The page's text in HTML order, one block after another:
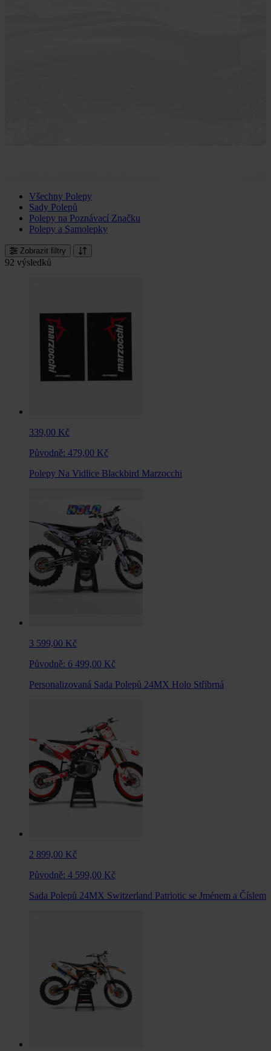
Všechny Polepy
Sady Polepů
Polepy na Poznávací Značku
Polepy a Samolepky
Zobrazit filtry
92 výsledků
339,00 Kč
Původně: 479,00 Kč
Polepy Na Vidlice Blackbird Marzocchi
3 599,00 Kč
Původně: 6 499,00 Kč
Personalizovaná Sada Polepů 24MX Holo Stříbrná
2 899,00 Kč
Původně: 4 599,00 Kč
Sada Polepů 24MX Switzerland Patriotic se Jménem a Číslem